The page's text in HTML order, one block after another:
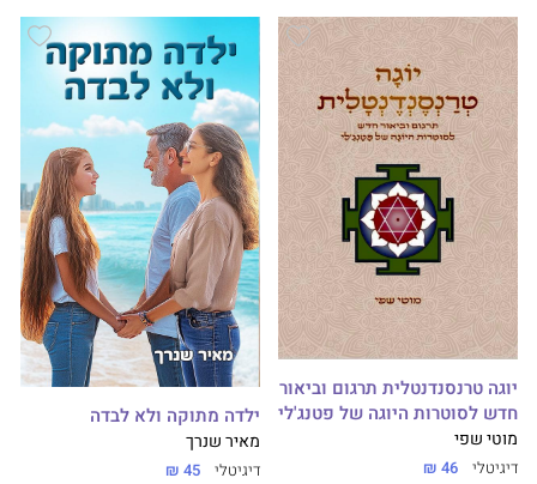
יוגה טרנסנדנטלית תרגום וביאור
חדש לסוטרות היוגה של פטנג'לי
מוטי שפי
דיגיטלי 46 ₪
ילדה מתוקה ולא לבדה
מאיר שנרך
דיגיטלי 45 ₪